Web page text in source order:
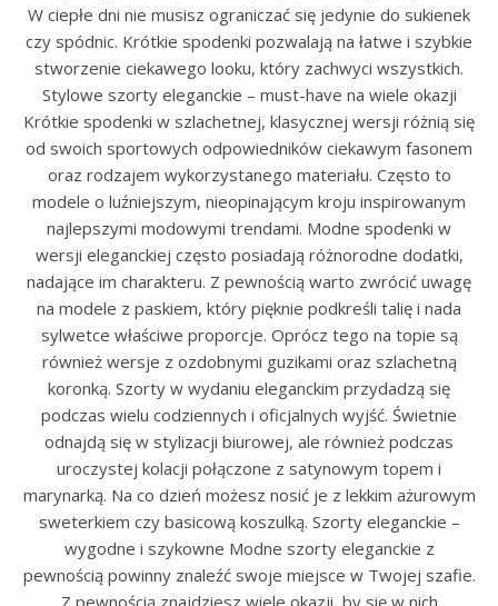
W ciepłe dni nie musisz ograniczać się jedynie do sukienek
czy spódnic. Krótkie spodenki pozwalają na łatwe i szybkie
stworzenie ciekawego looku, który zachwyci wszystkich.
Stylowe szorty eleganckie – must-have na wiele okazji
Krótkie spodenki w szlachetnej, klasycznej wersji różnią się
od swoich sportowych odpowiedników ciekawym fasonem
oraz rodzajem wykorzystanego materiału. Często to
modele o luźniejszym, nieopinającym kroju inspirowanym
najlepszymi modowymi trendami. Modne spodenki w
wersji eleganckiej często posiadają różnorodne dodatki,
nadające im charakteru. Z pewnością warto zwrócić uwagę
na modele z paskiem, który pięknie podkreśli talię i nada
sylwetce właściwe proporcje. Oprócz tego na topie są
również wersje z ozdobnymi guzikami oraz szlachetną
koronką. Szorty w wydaniu eleganckim przydadzą się
podczas wielu codziennych i oficjalnych wyjść. Świetnie
odnajdą się w stylizacji biurowej, ale również podczas
uroczystej kolacji połączone z satynowym topem i
marynarką. Na co dzień możesz nosić je z lekkim ażurowym
sweterkiem czy basicową koszulką. Szorty eleganckie –
wygodne i szykowne Modne szorty eleganckie z
pewnością powinny znaleźć swoje miejsce w Twojej szafie.
Z pewnością znajdziesz wiele okazji, by się w nich